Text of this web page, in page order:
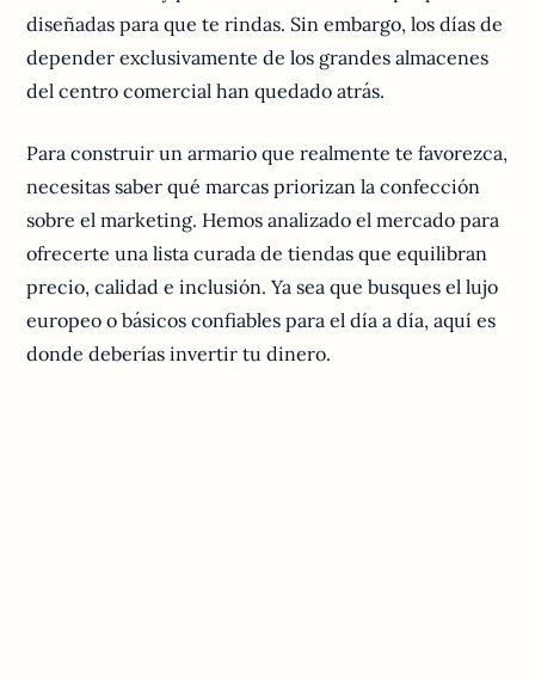
diseñadas para que te rindas. Sin embargo, los días de
depender exclusivamente de los grandes almacenes
del centro comercial han quedado atrás.
Para construir un armario que realmente te favorezca,
necesitas saber qué marcas priorizan la confección
sobre el marketing. Hemos analizado el mercado para
ofrecerte una lista curada de tiendas que equilibran
precio, calidad e inclusión. Ya sea que busques el lujo
europeo o básicos confiables para el día a día, aquí es
donde deberías invertir tu dinero.